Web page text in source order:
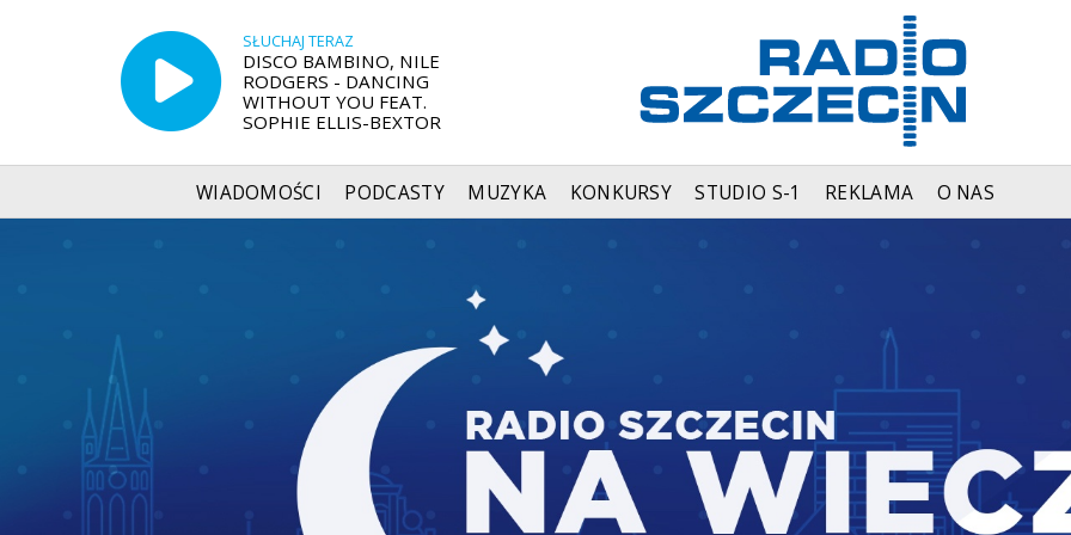
SŁUCHAJ TERAZ
DISCO BAMBINO, NILE
RODGERS - DANCING
WITHOUT YOU FEAT.
SOPHIE ELLIS-BEXTOR
WIADOMOŚCI PODCASTY MUZYKA KONKURSY STUDIO S-1 REKLAMA O NAS